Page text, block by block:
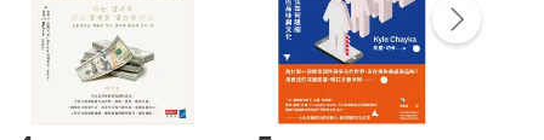
貨。
號，下載書籍後看書